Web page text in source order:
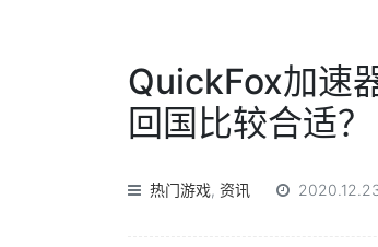
QuickFox加速
回国比较合适？
热门游戏, 资讯